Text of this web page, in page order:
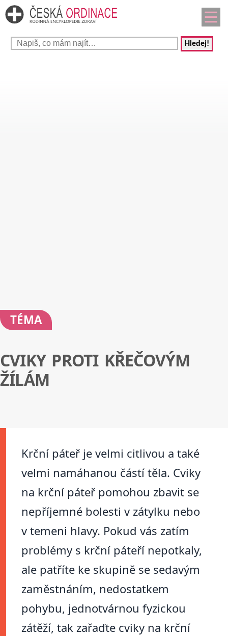
Hledej!
TÉMA
CVIKY PROTI KŘEČOVÝM
ŽÍLÁM
Krční páteř je velmi citlivou a také
velmi namáhanou částí těla. Cviky
na krční páteř pomohou zbavit se
nepříjemné bolesti v zátylku nebo
v temeni hlavy. Pokud vás zatím
problémy s krční páteří nepotkaly,
ale patříte ke skupině se sedavým
zaměstnáním, nedostatkem
pohybu, jednotvárnou fyzickou
zátěží, tak zařaďte cviky na krční